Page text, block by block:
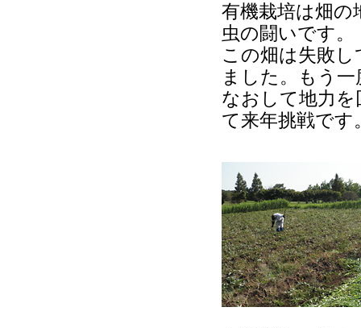
有機栽培は畑の
虫の闘いです。
この畑は失敗
ました。もう一
なおして地力を
て来年挑戦です